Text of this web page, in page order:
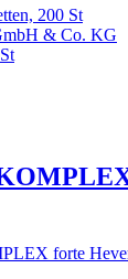
200 St
& Co. KG